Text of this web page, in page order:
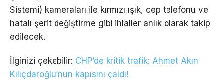
Sistemi) kameraları ile kırmızı ışık, cep telefonu ve
hatalı şerit değiştirme gibi ihlaller anlık olarak takip
edilecek.
İlginizi çekebilir: CHP’de kritik trafik: Ahmet Akın
Kılıçdaroğlu’nun kapısını çaldı!